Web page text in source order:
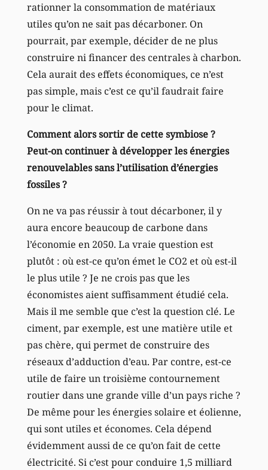
rationner la consommation de matériaux
utiles qu’on ne sait pas décarboner. On
pourrait, par exemple, décider de ne plus
construire ni financer des centrales à charbon.
Cela aurait des effets économiques, ce n’est
pas simple, mais c’est ce qu’il faudrait faire
pour le climat.
Comment alors sortir de cette symbiose ?
Peut-on continuer à développer les énergies
renouvelables sans l’utilisation d’énergies
fossiles ?
On ne va pas réussir à tout décarboner, il y
aura encore beaucoup de carbone dans
l’économie en 2050. La vraie question est
plutôt : où est-ce qu’on émet le CO2 et où est-il
le plus utile ? Je ne crois pas que les
économistes aient suffisamment étudié cela.
Mais il me semble que c’est la question clé. Le
ciment, par exemple, est une matière utile et
pas chère, qui permet de construire des
réseaux d’adduction d’eau. Par contre, est-ce
utile de faire un troisième contournement
routier dans une grande ville d’un pays riche ?
De même pour les énergies solaire et éolienne,
qui sont utiles et économes. Cela dépend
évidemment aussi de ce qu’on fait de cette
électricité. Si c’est pour conduire 1,5 milliard